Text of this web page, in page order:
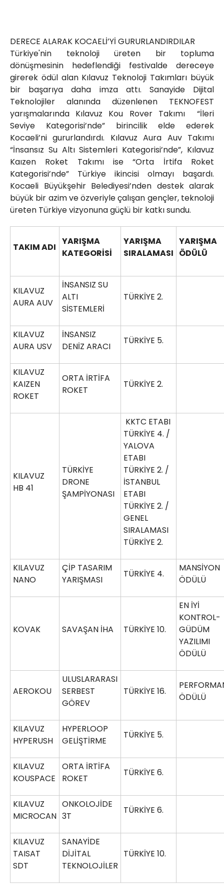
DERECE ALARAK KOCAELİ’Yİ GURURLANDIRDILAR
Türkiye'nin teknoloji üreten bir topluma
dönüşmesinin hedeflendiği festivalde dereceye
girerek ödül alan Kılavuz Teknoloji Takımları büyük
bir başarıya daha imza attı. Sanayide Dijital
Teknolojiler alanında düzenlenen TEKNOFEST
yarışmalarında Kılavuz Kou Rover Takımı “İleri
Seviye Kategorisi’nde” birincilik elde ederek
Kocaeli’ni gururlandırdı. Kılavuz Aura Auv Takımı
“İnsansız Su Altı Sistemleri Kategorisi’nde”, Kılavuz
Kaızen Roket Takımı ise “Orta İrtifa Roket
Kategorisi’nde” Türkiye ikincisi olmayı başardı.
Kocaeli Büyükşehir Belediyesi’nden destek alarak
büyük bir azim ve özveriyle çalışan gençler, teknoloji
üreten Türkiye vizyonuna güçlü bir katkı sundu.
TAKIM ADI
YARIŞMA
KATEGORİSİ
YARIŞMA
SIRALAMASI
YARIŞMA
ÖDÜLÜ
KILAVUZ
AURA AUV
İNSANSIZ SU
ALTI
SİSTEMLERİ
TÜRKİYE 2.
KILAVUZ
AURA USV
İNSANSIZ
DENİZ ARACI
TÜRKİYE 5.
KILAVUZ
KAIZEN
ROKET
ORTA İRTİFA
ROKET
TÜRKİYE 2.
KILAVUZ
HB 41
TÜRKİYE
DRONE
ŞAMPİYONASI
KKTC ETABI
TÜRKİYE 4. /
YALOVA
ETABI
TÜRKİYE 2. /
İSTANBUL
ETABI
TÜRKİYE 2. /
GENEL
SIRALAMASI
TÜRKİYE 2.
KILAVUZ
NANO
ÇİP TASARIM
YARIŞMASI
TÜRKİYE 4.
MANSİYON
ÖDÜLÜ
KOVAK SAVAŞAN İHA TÜRKİYE 10.
EN İYİ
KONTROL-
GÜDÜM
YAZILIMI
ÖDÜLÜ
AEROKOU
ULUSLARARASI
SERBEST
GÖREV
TÜRKİYE 16.
ÖDÜLÜ
KILAVUZ
HYPERUSH
HYPERLOOP
GELİŞTİRME
TÜRKİYE 5.
KILAVUZ
KOUSPACE
ORTA İRTİFA
ROKET
TÜRKİYE 6.
KILAVUZ
MICROCAN
ONKOLOJİDE
3T
TÜRKİYE 6.
KILAVUZ
TAISAT
SDT
SANAYİDE
DİJİTAL
TEKNOLOJİLER
TÜRKİYE 10.